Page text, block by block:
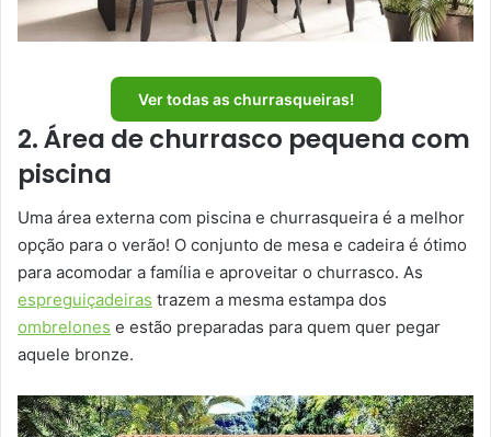
Ver todas as churrasqueiras!
2. Área de churrasco pequena com
piscina
Uma área externa com piscina e churrasqueira é a melhor
opção para o verão! O conjunto de mesa e cadeira é ótimo
para acomodar a família e aproveitar o churrasco. As
espreguiçadeiras trazem a mesma estampa dos
ombrelones e estão preparadas para quem quer pegar
aquele bronze.